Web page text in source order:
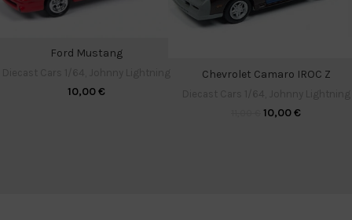
Ford Mustang
10,00€
Chevrolet Camaro IROC Z
10,00€